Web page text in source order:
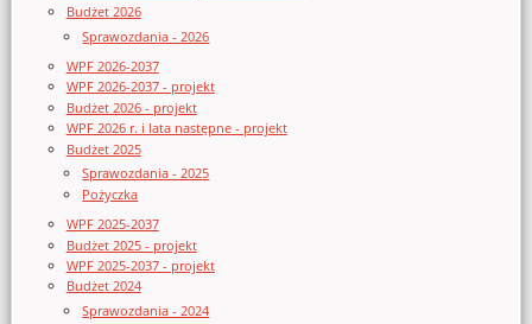
Budżet 2026
Sprawozdania - 2026
WPF 2026-2037
WPF 2026-2037 - projekt
Budżet 2026 - projekt
WPF 2026 r. i lata następne - projekt
Budżet 2025
Sprawozdania - 2025
Pożyczka
WPF 2025-2037
Budżet 2025 - projekt
WPF 2025-2037 - projekt
Budżet 2024
Sprawozdania - 2024